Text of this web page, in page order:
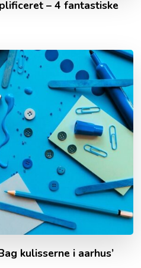
– 4 fantastiske
kulisserne i aarhus’